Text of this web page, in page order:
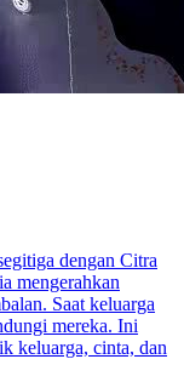
dengan Citra
mengerahkan
Saat keluarga
mereka. Ini
keluarga, cinta, dan